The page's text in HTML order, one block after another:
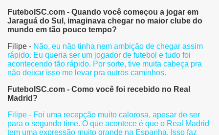
FutebolSC.com - Quando você começou a jogar em
Jaraguá do Sul, imaginava chegar no maior clube do
mundo em tão pouco tempo?
Filipe - Não, eu não tinha nem ambição de chegar assim
rápido. Eu queria ser um jogador de futebol e tudo foi
acontecendo tão rápido. Por sorte, tive muita cabeça pra
não deixar isso me levar pra outros caminhos.
FutebolSC.com - Como você foi recebido no Real
Madrid?
Filipe - Foi uma recepção muito calorosa, apesar de ser
para o segundo time. O que acontece é que o Real Madrid
tem uma expressão muito grande na Espanha. Isso faz